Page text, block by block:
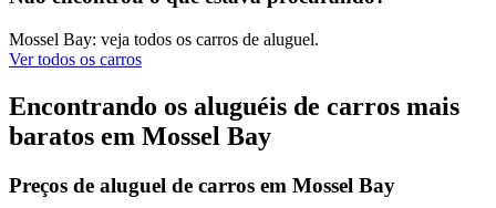
Mossel Bay: veja todos os carros de aluguel.
Ver todos os carros
Encontrando os aluguéis de carros mais
baratos em Mossel Bay
Preços de aluguel de carros em Mossel Bay